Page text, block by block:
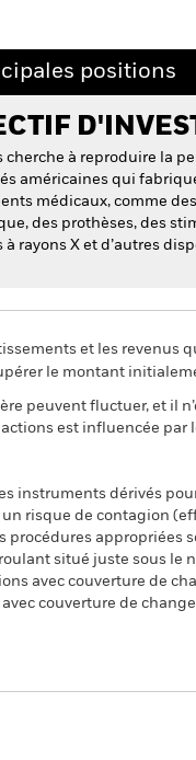
positions
cherche à reproduire la
américaines qui
médicaux, comme
des prothèses, des
à rayons X et d’autres
et les revenus
le montant
peuvent fluctuer, et il
est influencée
instruments dérivés
risque de contagion
procédures appropriées
situé juste sous le
avec couverture de
couverture de